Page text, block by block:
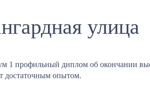
улица
1 профильный диплом об окончании
достаточным опытом.